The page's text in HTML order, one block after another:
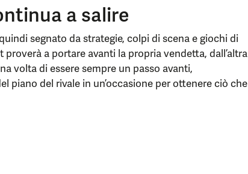
a salire
segnato da strategie, colpi di scena e giochi di
proverà a portare avanti la propria vendetta, dall’altra
volta di essere sempre un passo avanti,
piano del rivale in un’occasione per ottenere ciò che